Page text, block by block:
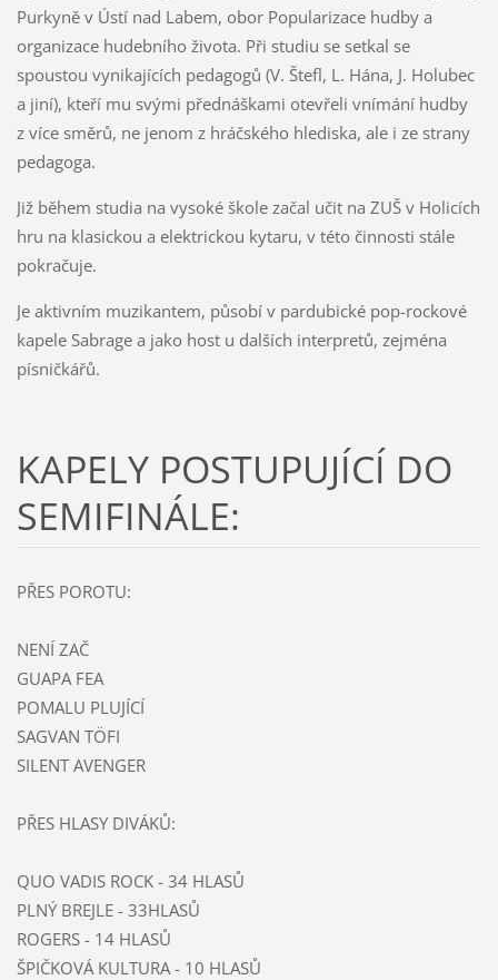
Purkyně v Ústí nad Labem, obor Popularizace hudby a
organizace hudebního života. Při studiu se setkal se
spoustou vynikajících pedagogů (V. Štefl, L. Hána, J. Holubec
a jiní), kteří mu svými přednáškami otevřeli vnímání hudby
z více směrů, ne jenom z hráčského hlediska, ale i ze strany
pedagoga.
Již během studia na vysoké škole začal učit na ZUŠ v Holicích
hru na klasickou a elektrickou kytaru, v této činnosti stále
pokračuje.
Je aktivním muzikantem, působí v pardubické pop-rockové
kapele Sabrage a jako host u dalších interpretů, zejména
písničkářů.
KAPELY POSTUPUJÍCÍ DO
SEMIFINÁLE:
PŘES POROTU:
NENÍ ZAČ
GUAPA FEA
POMALU PLUJÍCÍ
SAGVAN TÖFI
SILENT AVENGER
PŘES HLASY DIVÁKŮ:
QUO VADIS ROCK - 34 HLASŮ
PLNÝ BREJLE - 33HLASŮ
ROGERS - 14 HLASŮ
ŠPIČKOVÁ KULTURA - 10 HLASŮ